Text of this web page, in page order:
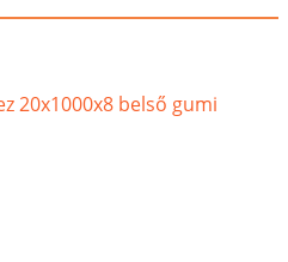
20x1000x8 belső gumi